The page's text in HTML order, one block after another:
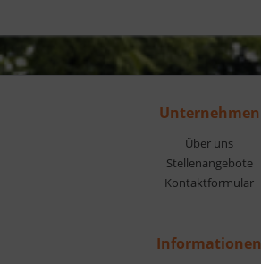
Unternehmen
Über uns
Stellenangebote
Kontaktformular
Informationen